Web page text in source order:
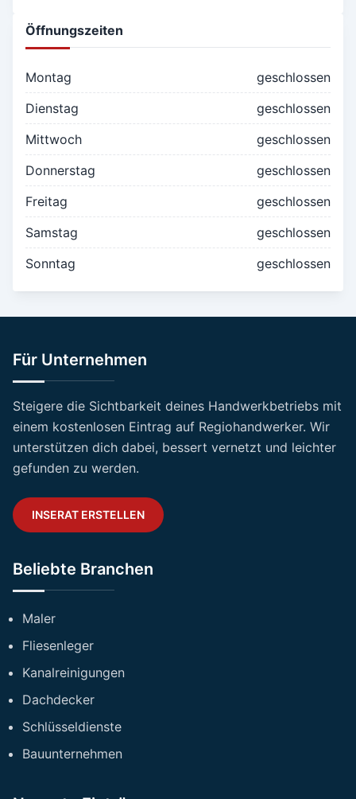
Öffnungszeiten
Montag
geschlossen
Dienstag
geschlossen
Mittwoch
geschlossen
Donnerstag
geschlossen
Freitag
geschlossen
Samstag
geschlossen
Sonntag
geschlossen
Für Unternehmen
Steigere die Sichtbarkeit deines Handwerkbetriebs mit
einem kostenlosen Eintrag auf Regiohandwerker. Wir
unterstützen dich dabei, bessert vernetzt und leichter
gefunden zu werden.
INSERAT ERSTELLEN
Beliebte Branchen
Maler
Fliesenleger
Kanalreinigungen
Dachdecker
Schlüsseldienste
Bauunternehmen